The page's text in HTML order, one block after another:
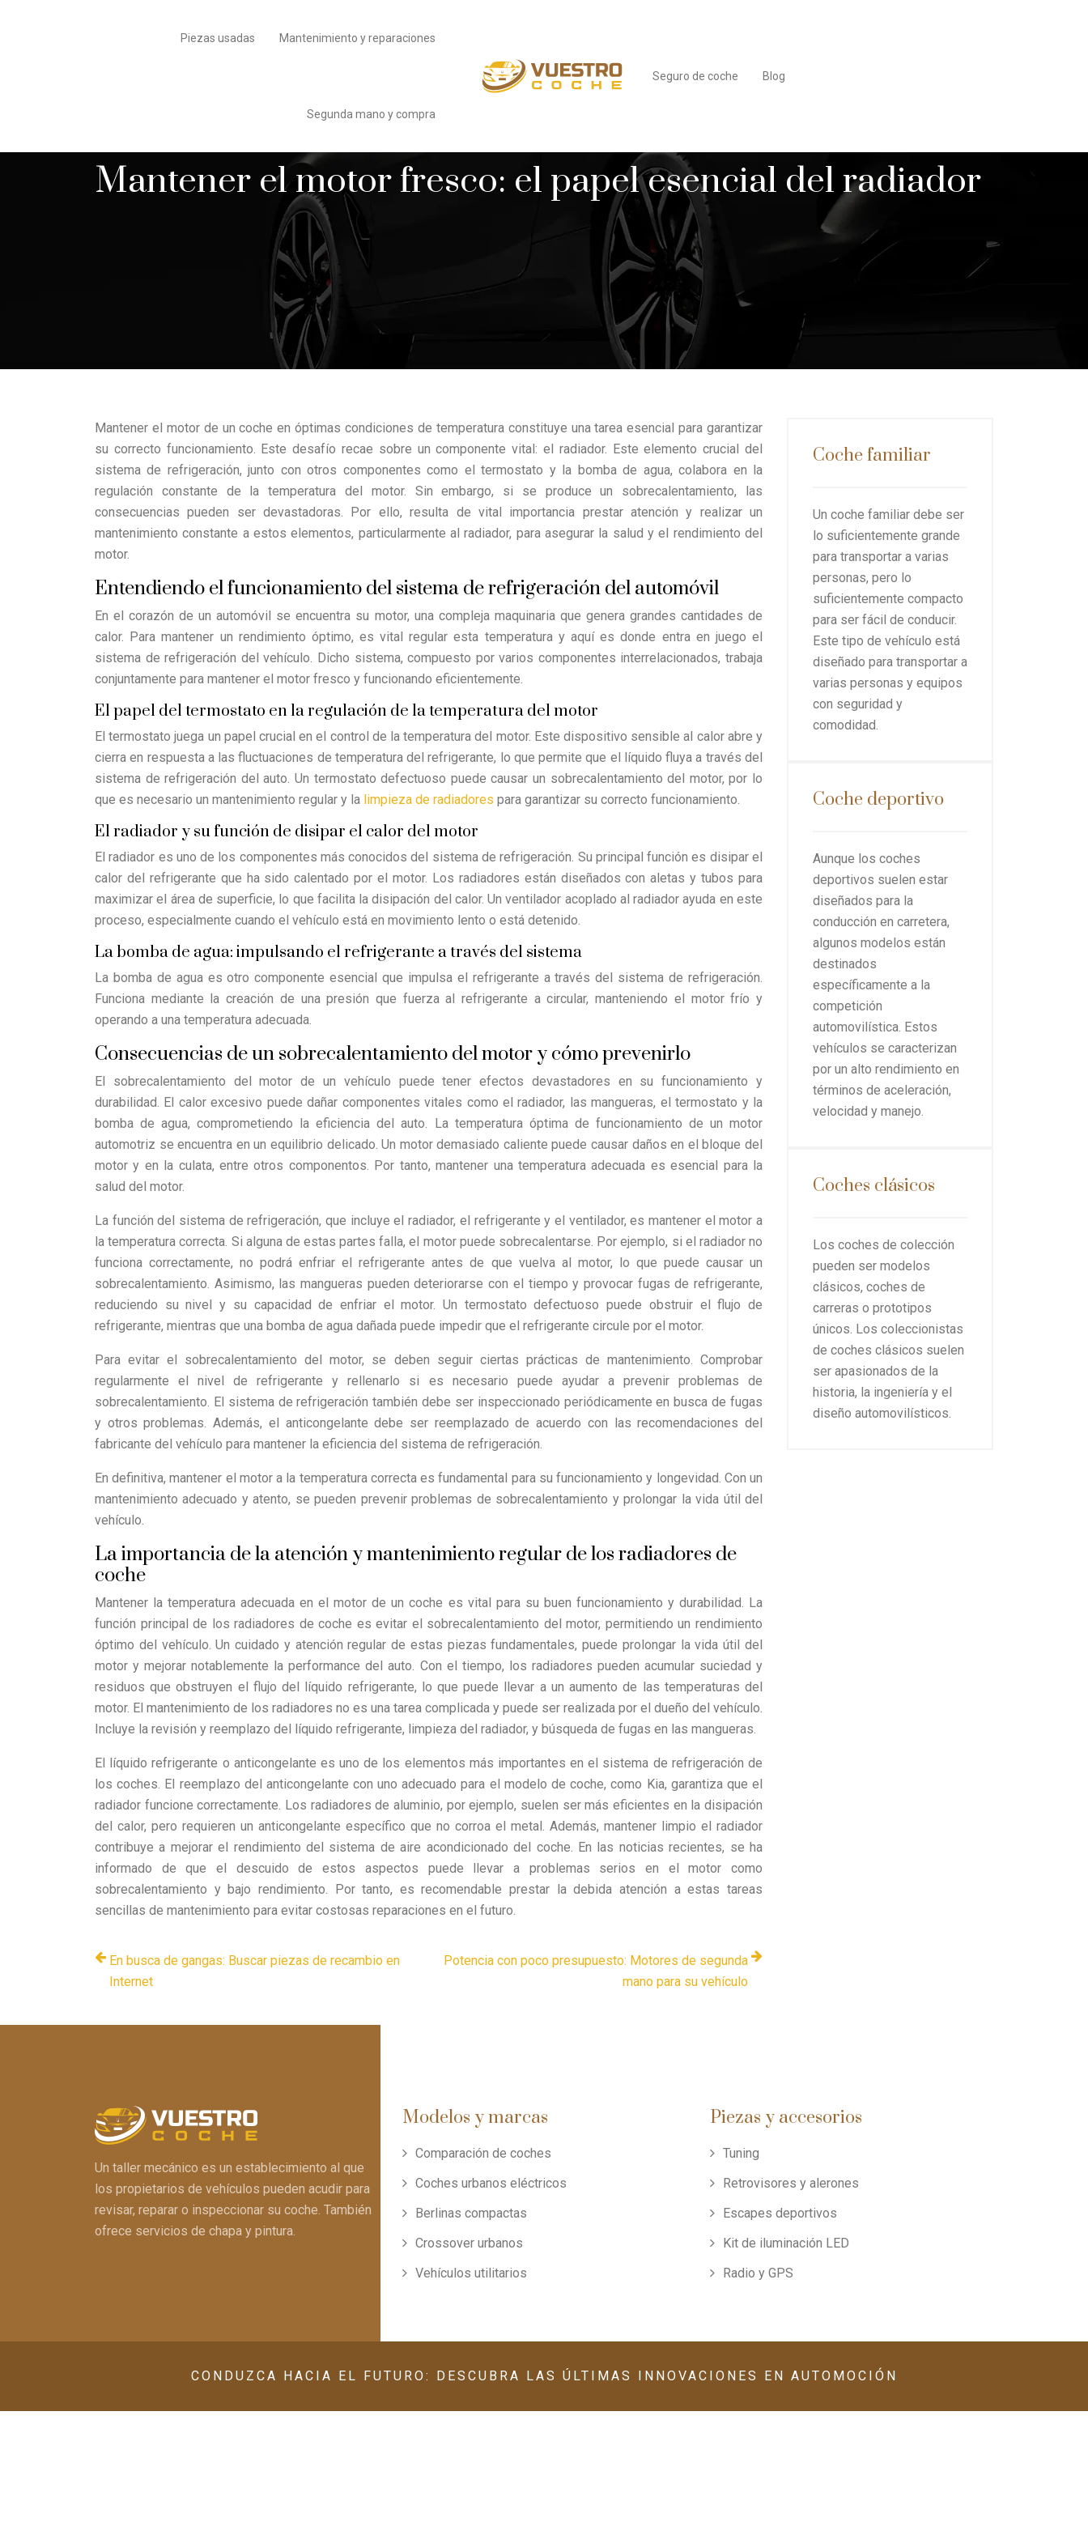
Mantenimiento y reparaciones
Piezas usadas
Segunda mano y compra
Seguro de coche Blog
Mantener el motor fresco: el papel esencial del radiador
Mantener el motor de un coche en óptimas condiciones de temperatura constituye una tarea esencial para garantizar
su correcto funcionamiento. Este desafío recae sobre un componente vital: el radiador. Este elemento crucial del
sistema de refrigeración, junto con otros componentes como el termostato y la bomba de agua, colabora en la
regulación constante de la temperatura del motor. Sin embargo, si se produce un sobrecalentamiento, las
consecuencias pueden ser devastadoras. Por ello, resulta de vital importancia prestar atención y realizar un
mantenimiento constante a estos elementos, particularmente al radiador, para asegurar la salud y el rendimiento del
motor.
Entendiendo el funcionamiento del sistema de refrigeración del automóvil
En el corazón de un automóvil se encuentra su motor, una compleja maquinaria que genera grandes cantidades de
calor. Para mantener un rendimiento óptimo, es vital regular esta temperatura y aquí es donde entra en juego el
sistema de refrigeración del vehículo. Dicho sistema, compuesto por varios componentes interrelacionados, trabaja
conjuntamente para mantener el motor fresco y funcionando eficientemente.
El papel del termostato en la regulación de la temperatura del motor
El termostato juega un papel crucial en el control de la temperatura del motor. Este dispositivo sensible al calor abre y
cierra en respuesta a las fluctuaciones de temperatura del refrigerante, lo que permite que el líquido fluya a través del
sistema de refrigeración del auto. Un termostato defectuoso puede causar un sobrecalentamiento del motor, por lo
que es necesario un mantenimiento regular y la limpieza de radiadores para garantizar su correcto funcionamiento.
El radiador y su función de disipar el calor del motor
El radiador es uno de los componentes más conocidos del sistema de refrigeración. Su principal función es disipar el
calor del refrigerante que ha sido calentado por el motor. Los radiadores están diseñados con aletas y tubos para
maximizar el área de superficie, lo que facilita la disipación del calor. Un ventilador acoplado al radiador ayuda en este
proceso, especialmente cuando el vehículo está en movimiento lento o está detenido.
La bomba de agua: impulsando el refrigerante a través del sistema
La bomba de agua es otro componente esencial que impulsa el refrigerante a través del sistema de refrigeración.
Funciona mediante la creación de una presión que fuerza al refrigerante a circular, manteniendo el motor frío y
operando a una temperatura adecuada.
Consecuencias de un sobrecalentamiento del motor y cómo prevenirlo
El sobrecalentamiento del motor de un vehículo puede tener efectos devastadores en su funcionamiento y
durabilidad. El calor excesivo puede dañar componentes vitales como el radiador, las mangueras, el termostato y la
bomba de agua, comprometiendo la eficiencia del auto. La temperatura óptima de funcionamiento de un motor
automotriz se encuentra en un equilibrio delicado. Un motor demasiado caliente puede causar daños en el bloque del
motor y en la culata, entre otros componentos. Por tanto, mantener una temperatura adecuada es esencial para la
salud del motor.
La función del sistema de refrigeración, que incluye el radiador, el refrigerante y el ventilador, es mantener el motor a
la temperatura correcta. Si alguna de estas partes falla, el motor puede sobrecalentarse. Por ejemplo, si el radiador no
funciona correctamente, no podrá enfriar el refrigerante antes de que vuelva al motor, lo que puede causar un
sobrecalentamiento. Asimismo, las mangueras pueden deteriorarse con el tiempo y provocar fugas de refrigerante,
reduciendo su nivel y su capacidad de enfriar el motor. Un termostato defectuoso puede obstruir el flujo de
refrigerante, mientras que una bomba de agua dañada puede impedir que el refrigerante circule por el motor.
Para evitar el sobrecalentamiento del motor, se deben seguir ciertas prácticas de mantenimiento. Comprobar
regularmente el nivel de refrigerante y rellenarlo si es necesario puede ayudar a prevenir problemas de
sobrecalentamiento. El sistema de refrigeración también debe ser inspeccionado periódicamente en busca de fugas
y otros problemas. Además, el anticongelante debe ser reemplazado de acuerdo con las recomendaciones del
fabricante del vehículo para mantener la eficiencia del sistema de refrigeración.
En definitiva, mantener el motor a la temperatura correcta es fundamental para su funcionamiento y longevidad. Con un
mantenimiento adecuado y atento, se pueden prevenir problemas de sobrecalentamiento y prolongar la vida útil del
vehículo.
La importancia de la atención y mantenimiento regular de los radiadores de
coche
Mantener la temperatura adecuada en el motor de un coche es vital para su buen funcionamiento y durabilidad. La
función principal de los radiadores de coche es evitar el sobrecalentamiento del motor, permitiendo un rendimiento
óptimo del vehículo. Un cuidado y atención regular de estas piezas fundamentales, puede prolongar la vida útil del
motor y mejorar notablemente la performance del auto. Con el tiempo, los radiadores pueden acumular suciedad y
residuos que obstruyen el flujo del líquido refrigerante, lo que puede llevar a un aumento de las temperaturas del
motor. El mantenimiento de los radiadores no es una tarea complicada y puede ser realizada por el dueño del vehículo.
Incluye la revisión y reemplazo del líquido refrigerante, limpieza del radiador, y búsqueda de fugas en las mangueras.
El líquido refrigerante o anticongelante es uno de los elementos más importantes en el sistema de refrigeración de
los coches. El reemplazo del anticongelante con uno adecuado para el modelo de coche, como Kia, garantiza que el
radiador funcione correctamente. Los radiadores de aluminio, por ejemplo, suelen ser más eficientes en la disipación
del calor, pero requieren un anticongelante específico que no corroa el metal. Además, mantener limpio el radiador
contribuye a mejorar el rendimiento del sistema de aire acondicionado del coche. En las noticias recientes, se ha
informado de que el descuido de estos aspectos puede llevar a problemas serios en el motor como
sobrecalentamiento y bajo rendimiento. Por tanto, es recomendable prestar la debida atención a estas tareas
sencillas de mantenimiento para evitar costosas reparaciones en el futuro.
En busca de gangas: Buscar piezas de recambio en
Internet
Potencia con poco presupuesto: Motores de segunda
mano para su vehículo
Coche familiar
Un coche familiar debe ser
lo suficientemente grande
para transportar a varias
personas, pero lo
suficientemente compacto
para ser fácil de conducir.
Este tipo de vehículo está
diseñado para transportar a
varias personas y equipos
con seguridad y
comodidad.
Coche deportivo
Aunque los coches
deportivos suelen estar
diseñados para la
conducción en carretera,
algunos modelos están
destinados
específicamente a la
competición
automovilística. Estos
vehículos se caracterizan
por un alto rendimiento en
términos de aceleración,
velocidad y manejo.
Coches clásicos
Los coches de colección
pueden ser modelos
clásicos, coches de
carreras o prototipos
únicos. Los coleccionistas
de coches clásicos suelen
ser apasionados de la
historia, la ingeniería y el
diseño automovilísticos.
Un taller mecánico es un establecimiento al que
los propietarios de vehículos pueden acudir para
revisar, reparar o inspeccionar su coche. También
ofrece servicios de chapa y pintura.
Modelos y marcas
Comparación de coches
Coches urbanos eléctricos
Berlinas compactas
Crossover urbanos
Vehículos utilitarios
Piezas y accesorios
Tuning
Retrovisores y alerones
Escapes deportivos
Kit de iluminación LED
Radio y GPS
CONDUZCA HACIA EL FUTURO: DESCUBRA LAS ÚLTIMAS INNOVACIONES EN AUTOMOCIÓN